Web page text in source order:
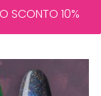
SCONTO 10%